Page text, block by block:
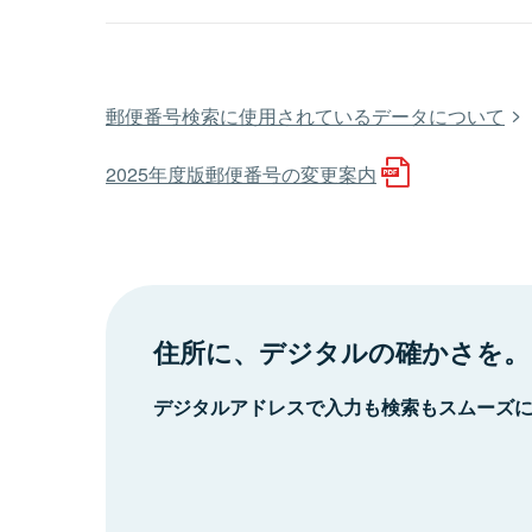
郵便番号検索に使用されているデータについて
2025年度版郵便番号の変更案内
住所に、デジタルの確かさを。
デジタルアドレスで入力も検索もスムーズ